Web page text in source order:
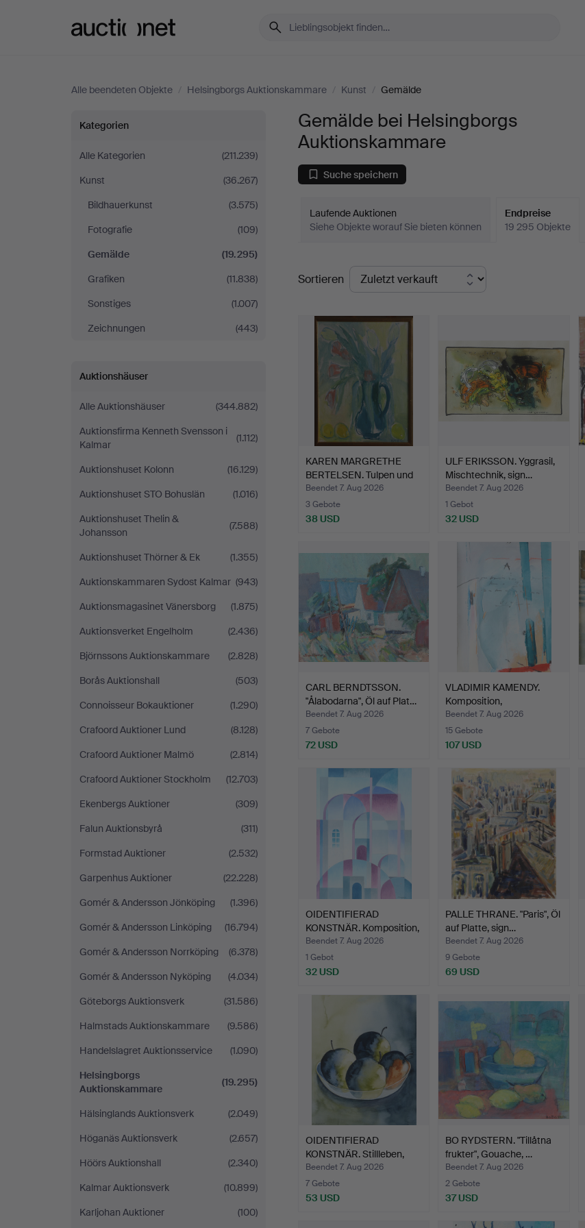
Alle beendeten Objekte / Helsingborgs Auktionskammare / Kunst / Gemälde
Gemälde
bei
Helsingborgs
Auktionskammare
Kategorien
Alle Kategorien
(211.239)
Kunst
(36.267)
Bildhauerkunst
(3.575)
Fotografie
(109)
Gemälde
(19.295)
Grafiken
(11.838)
Sonstiges
(1.007)
Zeichnungen
(443)
Auktionshäuser
Alle Auktionshäuser
(344.882)
Auktionsfirma Kenneth Svensson i
Kalmar
(1.112)
Auktionshuset Kolonn
(16.129)
Auktionshuset STO Bohuslän
(1.016)
Auktionshuset Thelin &
Johansson
(7.588)
Auktionshuset Thörner & Ek
(1.355)
Auktionskammaren Sydost Kalmar (943)
Auktionsmagasinet Vänersborg
(1.875)
Auktionsverket Engelholm
(2.436)
Björnssons Auktionskammare
(2.828)
Borås Auktionshall
(503)
Connoisseur Bokauktioner
(1.290)
Crafoord Auktioner Lund
(8.128)
Crafoord Auktioner Malmö
(2.814)
Crafoord Auktioner Stockholm
(12.703)
Ekenbergs Auktioner
(309)
Falun Auktionsbyrå
(311)
Formstad Auktioner
(2.532)
Garpenhus Auktioner
(22.228)
Gomér & Andersson Jönköping
(1.396)
Gomér & Andersson Linköping
(16.794)
Gomér & Andersson Norrköping
(6.378)
Gomér & Andersson Nyköping
(4.034)
Göteborgs Auktionsverk
(31.586)
Halmstads Auktionskammare
(9.586)
Handelslagret Auktionsservice
(1.090)
Helsingborgs
Auktionskammare
(19.295)
Hälsinglands Auktionsverk
(2.049)
Höganäs Auktionsverk
(2.657)
Höörs Auktionshall
(2.340)
Kalmar Auktionsverk
(10.899)
Karljohan Auktioner
(100)
Gemälde bei Helsingborgs
Auktionskammare
Suche speichern
Laufende Auktionen
Siehe Objekte worauf Sie bieten können
Endpreise
19 295 Objekte
Endpreise
Sortieren
KAREN MARGRETHE
BERTELSEN. Tulpen und
gold…
Beendet 7. Aug 2026
3 Gebote
38 USD
ULF ERIKSSON. Yggrasil,
Mischtechnik, sign…
Beendet 7. Aug 2026
1 Gebot
32 USD
CARL BERNDTSSON.
"Ålabodarna", Öl auf Plat…
Beendet 7. Aug 2026
7 Gebote
72 USD
VLADIMIR KAMENDY.
Komposition,
Mischtechni…
Beendet 7. Aug 2026
15 Gebote
107 USD
OIDENTIFIERAD
KONSTNÄR. Komposition,
Öl au…
Beendet 7. Aug 2026
1 Gebot
32 USD
PALLE THRANE. "Paris", Öl
auf Platte, sign…
Beendet 7. Aug 2026
9 Gebote
69 USD
OIDENTIFIERAD
KONSTNÄR. Stillleben,
Aquare…
Beendet 7. Aug 2026
7 Gebote
53 USD
BO RYDSTERN. "Tillåtna
frukter", Gouache, …
Beendet 7. Aug 2026
2 Gebote
37 USD